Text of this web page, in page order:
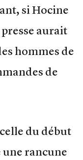
si Hocine
aurait
hommes de
de
du début
une rancune